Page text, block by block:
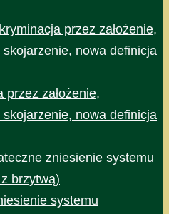
przez założenie,
nowa definicja
przez założenie,
nowa definicja
zniesienie systemu
brzytwą)
systemu